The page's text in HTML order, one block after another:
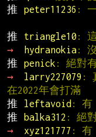
推
peter11236 :
推
triangle10 :
→
hydranokia:
推
penick : 絕對
→
larry227079 :
在2022年會打滿
推
leftavoid : 有
推
balka312 : 絕
→
xyz121777 : 有